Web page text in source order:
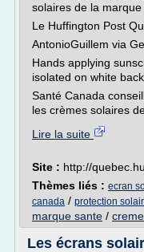
solaires de la
Le Huffington Post
AntonioGuillem via
Hands applying
isolated on white
Santé Canada
les crèmes solaires
Lire la suite
Site : http://
Thèmes liés : ecran
canada / protection
marque sante /
Les écrans